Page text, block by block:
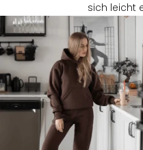
sich leicht